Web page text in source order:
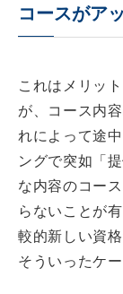
コースがア
これはメリッ
が、コース内
れによって途
ングで突如「
な内容のコー
らないことが
較的新しい資
そういったケ